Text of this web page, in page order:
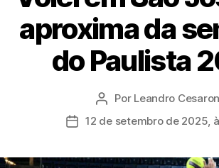
aproxima da
do Paulista
Autor
do
Por Leandro
Data12 de setembro de 2025,